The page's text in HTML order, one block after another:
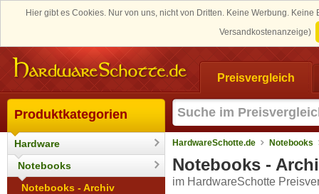
Hier gibt es Cookies. Nur von uns, nicht von Dritten. Keine Werbung. Keine
Versandkostenanzeige)
Preisvergleich
Produktkategorien
Hardware
Notebooks
Notebooks - Archiv
HardwareSchotte.de Notebooks
Notebooks -
im HardwareSchotte